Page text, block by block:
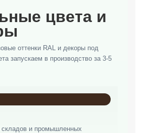
цвета и
оттенки RAL и декоры под
запускаем в производство за 3-5
складов и промышленных